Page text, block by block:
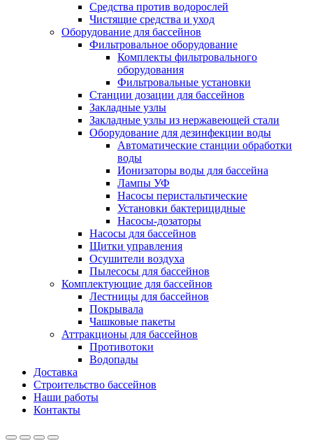
Средства против водорослей
Чистящие средства и уход
Оборудование для бассейнов
Фильтровальное оборудование
Комплекты фильтровального
оборудования
Фильтровальные установки
Станции дозации для бассейнов
Закладные узлы
Закладные узлы из нержавеющей стали
Оборудование для дезинфекции воды
Автоматические станции обработки
воды
Ионизаторы воды для бассейна
Лампы УФ
Насосы перистальтические
Установки бактерицидные
Насосы-дозаторы
Насосы для бассейнов
Щитки управления
Осушители воздуха
Пылесосы для бассейнов
Комплектующие для бассейнов
Лестницы для бассейнов
Покрывала
Чашковые пакеты
Аттракционы для бассейнов
Противотоки
Водопады
Доставка
Строительство бассейнов
Наши работы
Контакты